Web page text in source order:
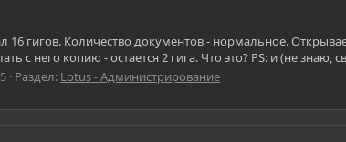
16 гигов. Количество документов - нормальное.
с него копию - остается 2 гига. Что это? PS: и (не знаю,
Раздел: Lotus - Администрирование